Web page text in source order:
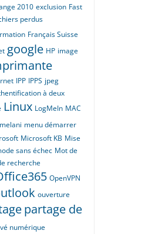
2010 exclusion Fast
perdus
Français Suisse
google HP image
IPP IPPS jpeg
à deux
Linux LogMeIn MAC
melani menu démarrer
Microsoft KB Mise
sans échec Mot de
recherche
OpenVPN
ouverture
partage de
numérique